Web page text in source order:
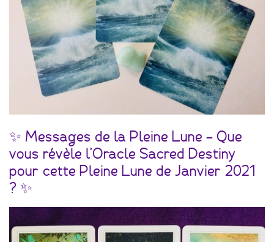
✨ Messages de la Pleine Lune – Que
vous révèle l’Oracle Sacred Destiny
pour cette Pleine Lune de Janvier 2021
? ✨